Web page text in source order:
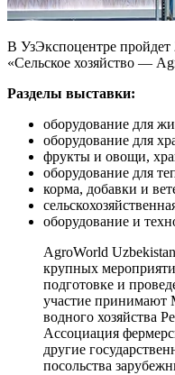
В УзЭкспоцентре
«Сельское хозяйство —
Разделы выставки:
оборудование для
оборудование для
фрукты и овощи,
оборудование для
корма, добавки и
оборудование и
AgroWorld
крупных
подготовке и
участие принимают
водного хозяйства
Ассоциация
другие
посольства